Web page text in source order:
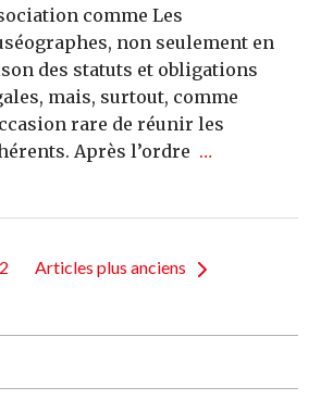
comme Les
non seulement en
des statuts et obligations
mais, surtout, comme
rare de réunir les
Après l’ordre …
Articles plus anciens